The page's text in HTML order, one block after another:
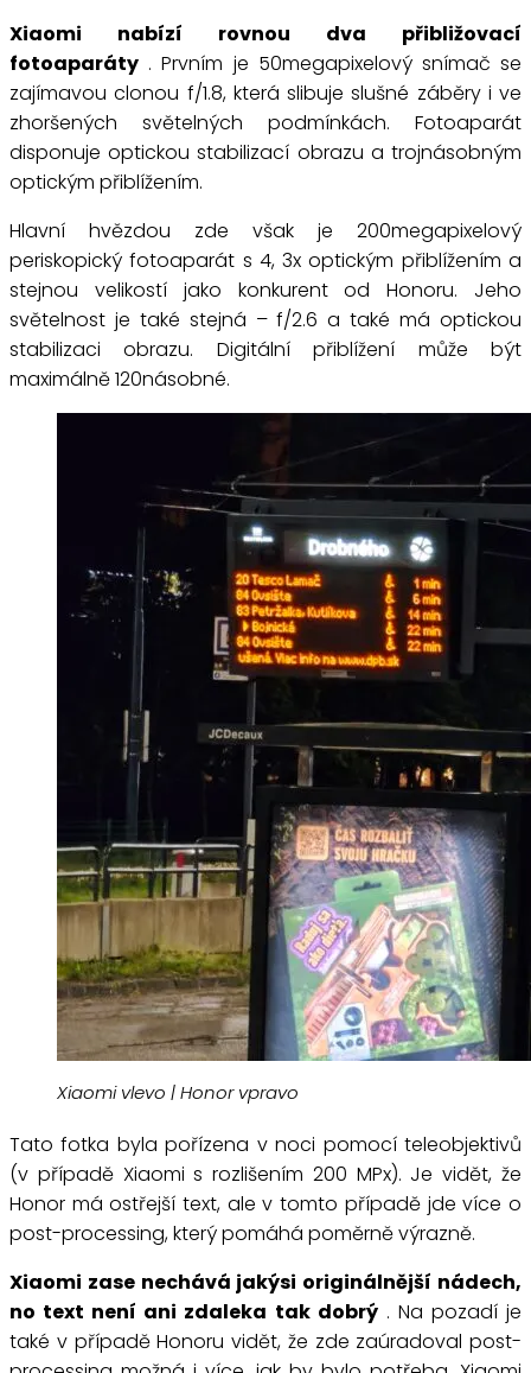
Xiaomi nabízí rovnou dva přibližovací
fotoaparáty . Prvním je 50megapixelový snímač se
zajímavou clonou f/1.8, která slibuje slušné záběry i ve
zhoršených světelných podmínkách. Fotoaparát
disponuje optickou stabilizací obrazu a trojnásobným
optickým přiblížením.
Hlavní hvězdou zde však je 200megapixelový
periskopický fotoaparát s 4, 3x optickým přiblížením a
stejnou velikostí jako konkurent od Honoru. Jeho
světelnost je také stejná – f/2.6 a také má optickou
stabilizaci obrazu. Digitální přiblížení může být
maximálně 120násobné.
Xiaomi vlevo | Honor vpravo
Tato fotka byla pořízena v noci pomocí teleobjektivů
(v případě Xiaomi s rozlišením 200 MPx). Je vidět, že
Honor má ostřejší text, ale v tomto případě jde více o
post-processing, který pomáhá poměrně výrazně.
Xiaomi zase nechává jakýsi originálnější nádech,
no text není ani zdaleka tak dobrý. Na pozadí je
také v případě Honoru vidět, že zde zaúradoval post-